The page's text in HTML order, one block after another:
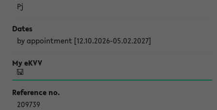
Pj
by appointment [12.10.2026-05.02.2027]
209739